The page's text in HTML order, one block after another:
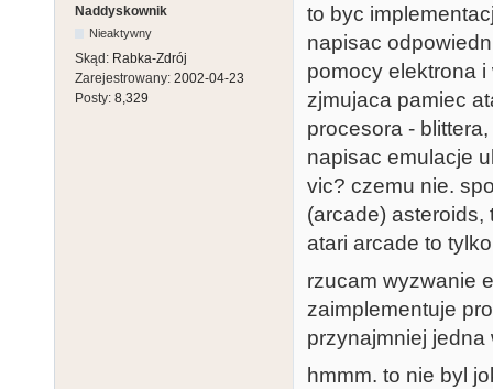
Naddyskownik
Nieaktywny
Skąd: Rabka-Zdrój
Zarejestrowany: 2002-04-23
Posty: 8,329
to byc
napisac
pomocy elektrona
zjmujaca pamiec
procesora -
napisac emulacje
vic? czemu nie.
(arcade) asteroids,
atari arcade to
rzucam wyzwanie
zaimplementuje
przynajmniej jedna
hmmm. to nie byl